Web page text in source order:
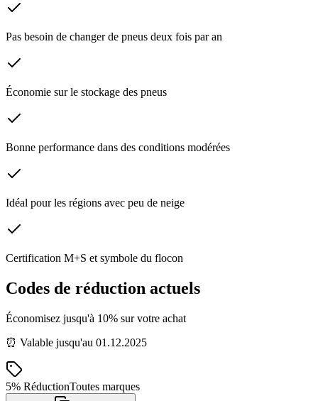
Pas besoin de changer de pneus deux fois par an
Économie sur le stockage des pneus
Bonne performance dans des conditions modérées
Idéal pour les régions avec peu de neige
Certification M+S et symbole du flocon
Codes de réduction actuels
Économisez jusqu'à 10% sur votre achat
⏰ Valable jusqu'au 01.12.2025
5% RéductionToutes marques